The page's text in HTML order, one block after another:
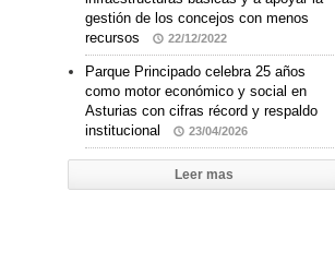
gestión de los concejos con menos
recursos
22/12/2022
Parque Principado celebra 25 años
como motor económico y social en
Asturias con cifras récord y respaldo
institucional
23/04/2026
Leer mas